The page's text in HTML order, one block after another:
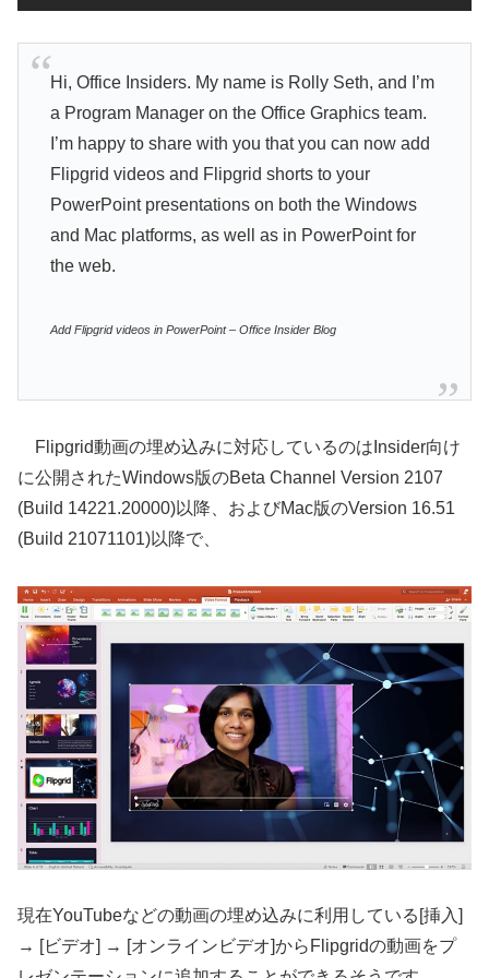
Hi, Office Insiders. My name is Rolly Seth, and I’m
a Program Manager on the Office Graphics team.
I’m happy to share with you that you can now add
Flipgrid videos and Flipgrid shorts to your
PowerPoint presentations on both the Windows
and Mac platforms, as well as in PowerPoint for
the web.
Add Flipgrid videos in PowerPoint – Office Insider Blog
Flipgrid動画の埋め込みに対応しているのはInsider向け
に公開されたWindows版のBeta Channel Version 2107
(Build 14221.20000)以降、およびMac版のVersion 16.51
(Build 21071101)以降で、
現在YouTubeなどの動画の埋め込みに利用している[挿入]
→ [ビデオ] → [オンラインビデオ]からFlipgridの動画をプ